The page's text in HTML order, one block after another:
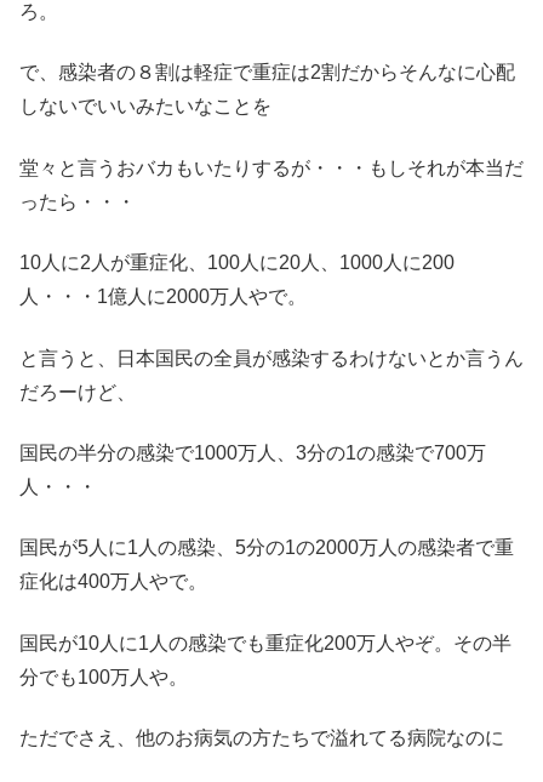
ろ。
で、感染者の８割は軽症で重症は2割だからそんなに心配
しないでいいみたいなことを
堂々と言うおバカもいたりするが・・・もしそれが本当だ
ったら・・・
10人に2人が重症化、100人に20人、1000人に200
人・・・1億人に2000万人やで。
と言うと、日本国民の全員が感染するわけないとか言うん
だろーけど、
国民の半分の感染で1000万人、3分の1の感染で700万
人・・・
国民が5人に1人の感染、5分の1の2000万人の感染者で重
症化は400万人やで。
国民が10人に1人の感染でも重症化200万人やぞ。その半
分でも100万人や。
ただでさえ、他のお病気の方たちで溢れてる病院なのに